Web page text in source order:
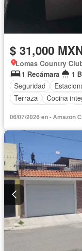
$ 31,000
Lomas Country
1 Recámara
1
Seguridad
Terraza
Cocina
Acceso para
Circuito cerrado de
Asador
Recámara con closet
Jacuzzi
Gas natural
Completamente
06/07/2026 en - Amazon